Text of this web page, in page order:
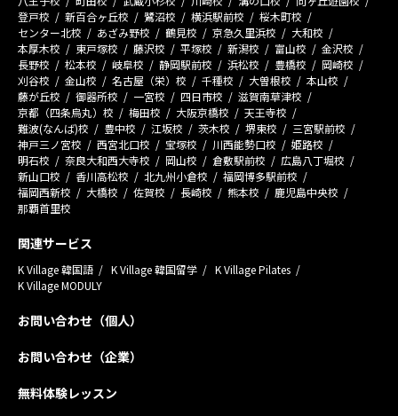
登戸校
新百合ヶ丘校 鷺沼校 横浜駅前校
桜木町校
センター北校
あざみ野校 鶴見校 京急久里浜校
大和校
本厚木校
東戸塚校 藤沢校 平塚校 新潟校 富山校
金沢校
長野校
松本校 岐阜校 静岡駅前校 浜松校 豊橋校
岡崎校
刈谷校
金山校 名古屋（栄）校 千種校 大曽根校
本山校
藤が丘校
御器所校 一宮校 四日市校
滋賀南草津校
京都（四条烏丸）校
梅田校 大阪京橋校
天王寺校
難波(なんば)校
豊中校 江坂校 茨木校 堺東校
三宮駅前校
神戸三ノ宮校
西宮北口校 宝塚校 川西能勢口校
姫路校
明石校
奈良大和西大寺校 岡山校 倉敷駅前校
広島八丁堀校
新山口校
香川高松校 北九州小倉校
福岡博多駅前校
福岡西新校
大橋校 佐賀校 長崎校 熊本校
鹿児島中央校
那覇首里校
関連サービス
K Village 韓国語 K Village 韓国留学
K Village Pilates
K Village MODULY
お問い合わせ（個人）
お問い合わせ（企業）
無料体験レッスン